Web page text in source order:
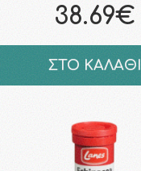
38.69€
ΣΤΟ ΚΑΛΑΘΙ